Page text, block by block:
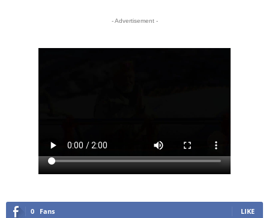
- Advertisement -
0 Fans LIKE